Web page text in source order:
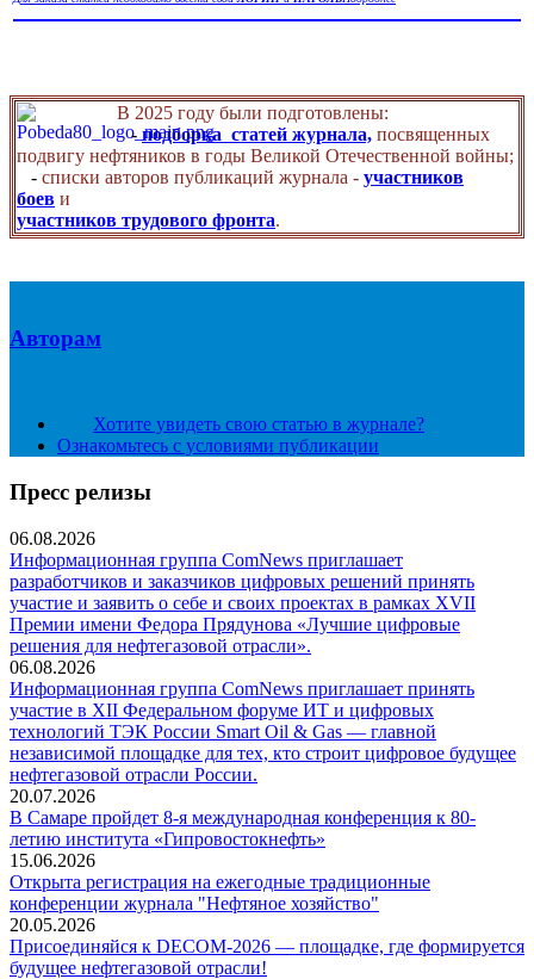
В 2025 году были подготовлены:
- подборка статей журнала, посвященных
подвигу нефтяников в годы Великой Отечественной войны;
- списки авторов публикаций журнала - участников
боев и
участников трудового фронта.
Авторам
Хотите увидеть свою статью в журнале?
Ознакомьтесь с условиями публикации
Пресс релизы
06.08.2026
Информационная группа ComNews приглашает
разработчиков и заказчиков цифровых решений принять
участие и заявить о себе и своих проектах в рамках XVII
Премии имени Федора Прядунова «Лучшие цифровые
решения для нефтегазовой отрасли».
06.08.2026
Информационная группа ComNews приглашает принять
участие в XII Федеральном форуме ИТ и цифровых
технологий ТЭК России Smart Oil & Gas — главной
независимой площадке для тех, кто строит цифровое будущее
нефтегазовой отрасли России.
20.07.2026
В Самаре пройдет 8-я международная конференция к 80-
летию института «Гипровостокнефть»
15.06.2026
Открыта регистрация на ежегодные традиционные
конференции журнала "Нефтяное хозяйство"
20.05.2026
Присоединяйся к DECOM-2026 — площадке, где формируется
будущее нефтегазовой отрасли!